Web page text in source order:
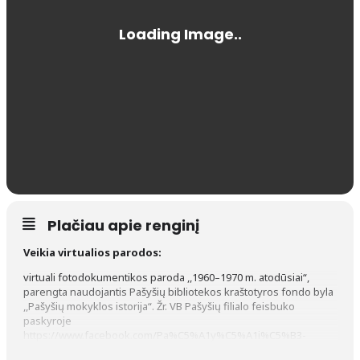
Plačiau apie renginį
Veikia virtualios parodos:
virtuali fotodokumentikos paroda ,,1960–1970 m. atodūsiai“,
parengta naudojantis Pašyšių bibliotekos kraštotyros fondo byla
,,Pašyšių mokyklos istorija“. Žr. VB Pašyšių filialo feisbuko
paskyroje